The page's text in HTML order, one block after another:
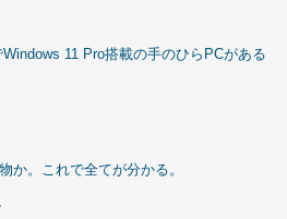
11 Pro搭載の手のひらPCがある
か。これで全てが分かる。